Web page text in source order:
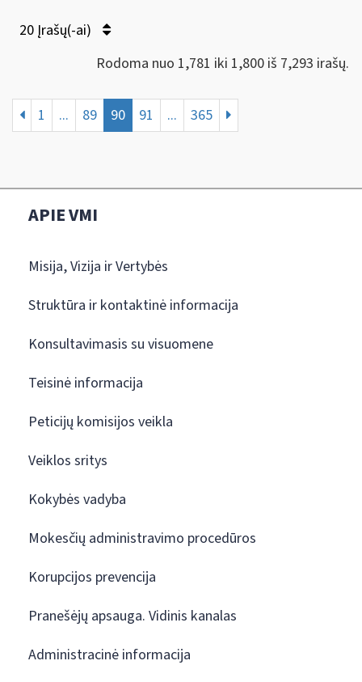
20 Įrašų(-ai)
Rodoma nuo 1,781 iki 1,800 iš 7,293 irašų.
1 ... 89 90 91 ... 365
APIE VMI
Misija, Vizija ir Vertybės
Struktūra ir kontaktinė informacija
Konsultavimasis su visuomene
Teisinė informacija
Peticijų komisijos veikla
Veiklos sritys
Kokybės vadyba
Mokesčių administravimo procedūros
Korupcijos prevencija
Pranešėjų apsauga. Vidinis kanalas
Administracinė informacija